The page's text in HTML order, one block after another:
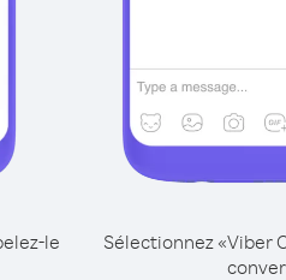
le
Sélectionnez «Viber